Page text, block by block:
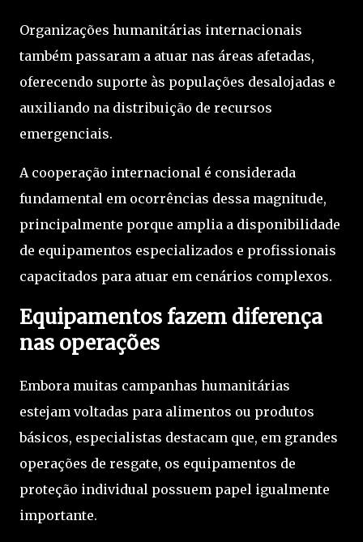
Organizações humanitárias internacionais
também passaram a atuar nas áreas afetadas,
oferecendo suporte às populações desalojadas e
auxiliando na distribuição de recursos
emergenciais.
A cooperação internacional é considerada
fundamental em ocorrências dessa magnitude,
principalmente porque amplia a disponibilidade
de equipamentos especializados e profissionais
capacitados para atuar em cenários complexos.
Equipamentos fazem diferença
nas operações
Embora muitas campanhas humanitárias
estejam voltadas para alimentos ou produtos
básicos, especialistas destacam que, em grandes
operações de resgate, os equipamentos de
proteção individual possuem papel igualmente
importante.